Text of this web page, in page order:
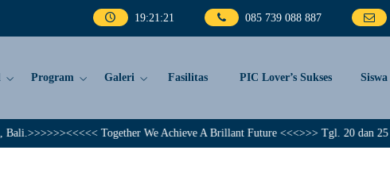
19:21:22 085 739 088 887
Program Galeri Fasilitas PIC Lover’s Sukses Siswa
Together We Achieve A Brillant Future <<<>>> Tgl. 20 dan 25